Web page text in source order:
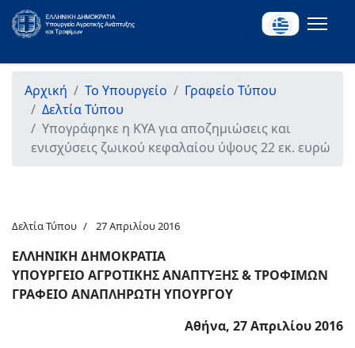
Αρχική Το Υπουργείο
Γραφείο Τύπου
Δελτία Τύπου
Υπογράφηκε η ΚΥΑ για αποζημιώσεις και
ενισχύσεις ζωικού κεφαλαίου ύψους 22 εκ. ευρώ
Δελτία Τύπου 27 Απριλίου 2016
ΕΛΛΗΝΙΚΗ ΔΗΜΟΚΡΑΤΙΑ
ΥΠΟΥΡΓΕΙΟ ΑΓΡΟΤΙΚΗΣ ΑΝΑΠΤΥΞΗΣ & ΤΡΟΦΙΜΩΝ
ΓΡΑΦΕΙΟ ΑΝΑΠΛΗΡΩΤΗ ΥΠΟΥΡΓΟΥ
Αθήνα, 27 Απριλίου 2016